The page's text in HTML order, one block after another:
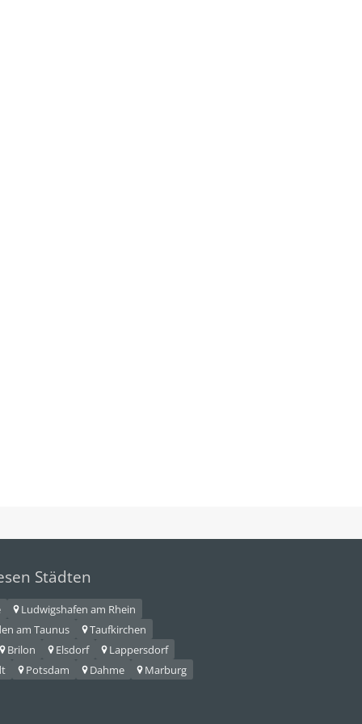
Städten
Ludwigshafen am Rhein
am Taunus
Taufkirchen
Brilon Elsdorf
Lappersdorf
Potsdam Dahme
Marburg